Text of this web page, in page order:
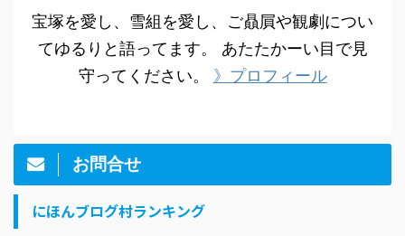
宝塚を愛し、雪組を愛し、ご贔屓や観劇につい
てゆるりと語ってます。 あたたかーい目で見
守ってください。 》プロフィール
お問合せ
にほんブログ村ランキング